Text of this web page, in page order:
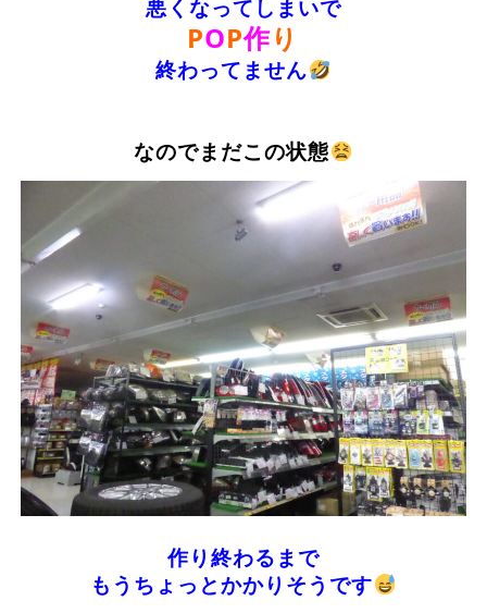
悪くなってしまいで
POP作り
終わってません
なのでまだこの状態
作り終わるまで
もうちょっとかかりそうです